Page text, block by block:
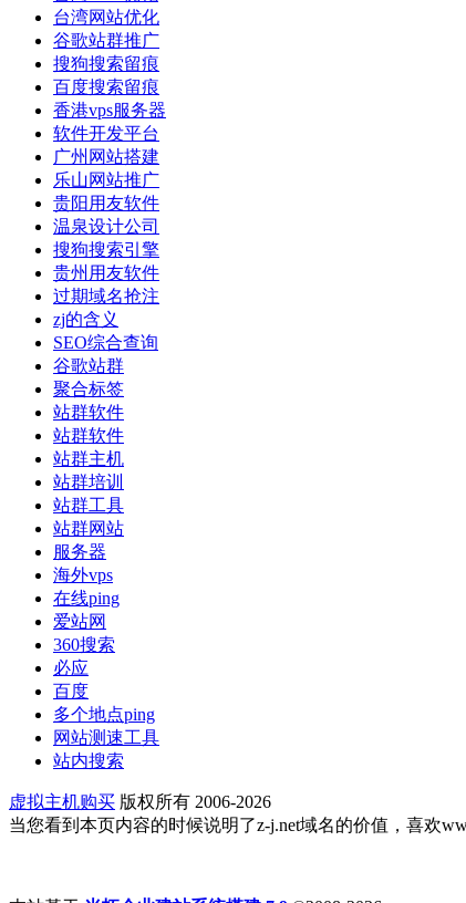
台湾网站优化
谷歌站群推广
搜狗搜索留痕
百度搜索留痕
香港vps服务器
软件开发平台
广州网站搭建
乐山网站推广
贵阳用友软件
温泉设计公司
搜狗搜索引擎
贵州用友软件
过期域名抢注
zj的含义
SEO综合查询
谷歌站群
聚合标签
站群软件
站群软件
站群主机
站群培训
站群工具
站群网站
服务器
海外vps
在线ping
爱站网
360搜索
必应
百度
多个地点ping
网站测速工具
站内搜索
虚拟主机购买 版权所有 2006-2026
当您看到本页内容的时候说明了z-j.net域名的价值，喜欢